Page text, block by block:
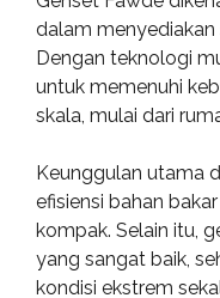
dalam menyediakan
Dengan teknologi
untuk memenuhi
skala, mulai dari
Keunggulan utama
efisiensi bahan
kompak. Selain itu,
yang sangat baik,
kondisi ekstrem